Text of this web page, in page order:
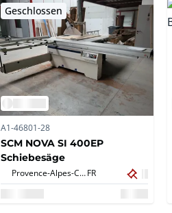
Geschlossen
A1-46801-28
SCM NOVA SI 400EP
Schiebesäge
Provence-Alpes-Côte d'Azur,FR